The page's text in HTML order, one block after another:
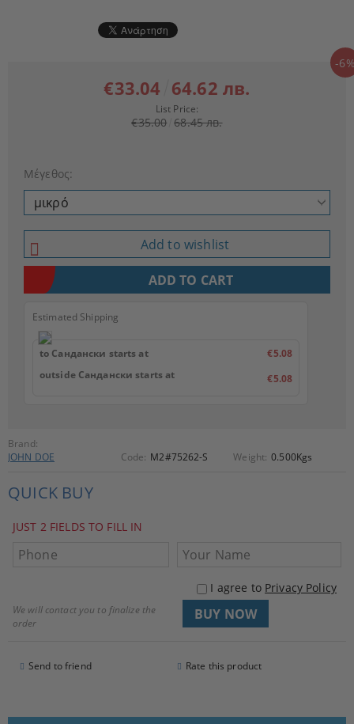
Brand:
JOHN DOE
Code: M2#75262-S Weight: 0.500Kgs
QUICK BUY
JUST 2 FIELDS TO FILL IN
I agree to Privacy Policy
We will contact you to finalize the
order
Send to friend Rate this product
-
€33.04 64.62 лв.
List Price:
€35.00 68.45 лв.
Μέγεθος:
Add to wishlist
Estimated Shipping
to Сандански starts at
€5.08
outside Сандански starts at
€5.08